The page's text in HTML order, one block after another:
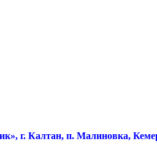
г. Калтан, п. Малиновка,